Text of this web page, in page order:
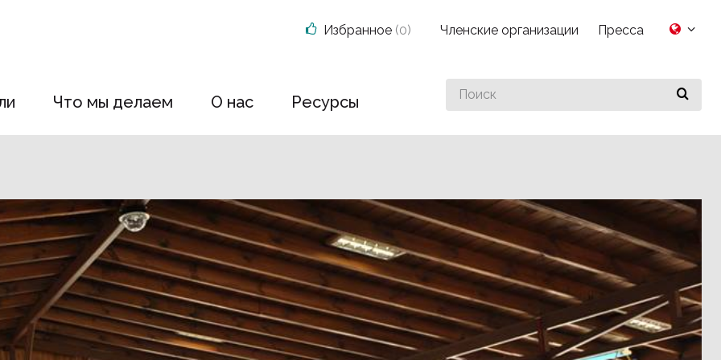
Что мы делаем О нас Ресурсы
Search
for
Избранное (0) Членские организации Пресса